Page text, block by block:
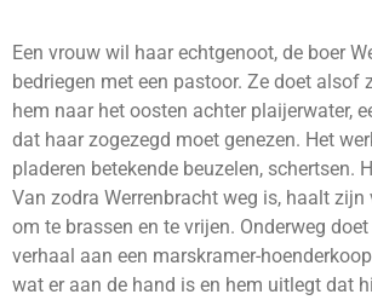
Een vrouw wil haar echtgenoot, de boer
bedriegen met een pastoor. Ze doet alsof
hem naar het oosten achter plaijerwater,
dat haar zogezegd moet genezen. Het
pladeren betekende beuzelen, schertsen.
Van zodra Werrenbracht weg is, haalt
om te brassen en te vrijen. Onderweg
verhaal aan een marskramer-
wat er aan de hand is en hem uitlegt dat